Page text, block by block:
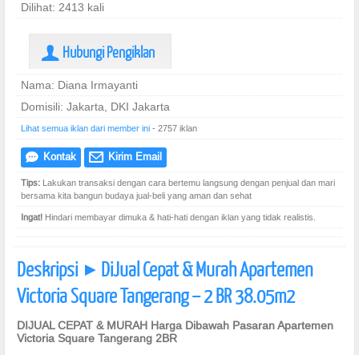
Dilihat: 2413 kali
U Hubungi Pengiklan
Nama: Diana Irmayanti
Domisili: Jakarta, DKI Jakarta
Lihat semua iklan dari member ini - 2757 iklan
e Kontak @ Kirim Email
Tips: Lakukan transaksi dengan cara bertemu langsung dengan penjual dan mari
bersama kita bangun budaya jual-beli yang aman dan sehat
Ingat! Hindari membayar dimuka & hati-hati dengan iklan yang tidak realistis.
Deskripsi ] DiJual Cepat & Murah Apartemen
Victoria Square Tangerang – 2 BR 38.05m2
DIJUAL CEPAT & MURAH Harga Dibawah Pasaran Apartemen
Victoria Square Tangerang 2BR